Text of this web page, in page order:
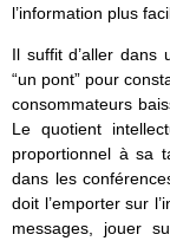
l’information plus
Il suffit d’aller dans
“un pont” pour
consommateurs
Le quotient
proportionnel à sa
dans les
doit l’emporter sur
messages, jouer